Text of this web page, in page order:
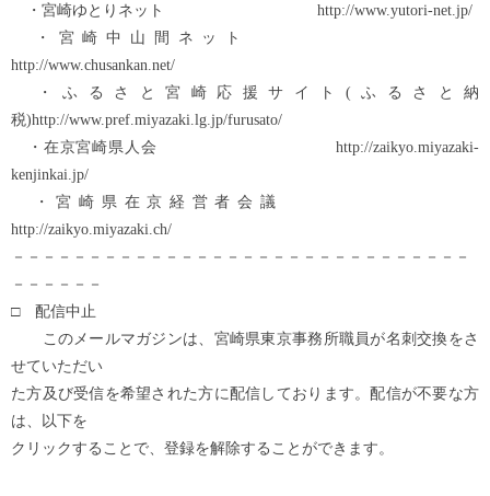
・宮崎ゆとりネット http://www.yutori-net.jp/
・宮崎中山間ネット
http://www.chusankan.net/
・ふるさと宮崎応援サイト(ふるさと納
税)http://www.pref.miyazaki.lg.jp/furusato/
・在京宮崎県人会 http://zaikyo.miyazaki-
kenjinkai.jp/
・宮崎県在京経営者会議
http://zaikyo.miyazaki.ch/
－－－－－－－－－－－－－－－－－－－－－－－－－－－－－－
－－－－－－
□ 配信中止
このメールマガジンは、宮崎県東京事務所職員が名刺交換をさ
せていただい
た方及び受信を希望された方に配信しております。配信が不要な方
は、以下を
クリックすることで、登録を解除することができます。